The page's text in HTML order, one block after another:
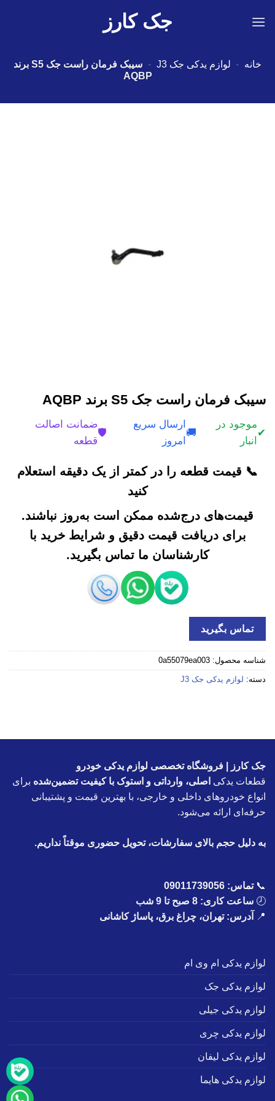
جک کارز
خانه - لوازم یدکی جک J3 -
سیبک فرمان راست جک S5 برند
AQBP
سیبک فرمان راست جک S5 برند AQBP
✔
موجود در
انبار
🚚
ارسال سریع
امروز
🛡️
ضمانت اصالت
قطعه
📞 قیمت قطعه را در کمتر از یک دقیقه استعلام
کنید
قیمت‌های درج‌شده ممکن است به‌روز نباشند.
برای دریافت قیمت دقیق و شرایط خرید با
کارشناسان ما تماس بگیرید.
تماس بگیرید
شناسه محصول: 0a55079ea003
دسته: لوازم یدکی جک J3
جک کارز | فروشگاه تخصصی لوازم یدکی خودرو
قطعات یدکی اصلی، وارداتی و استوک با کیفیت تضمین‌شده برای
انواع خودروهای داخلی و خارجی، با بهترین قیمت و پشتیبانی
حرفه‌ای ارائه می‌شود.
به دلیل حجم بالای سفارشات، تحویل حضوری موقتاً نداریم.
📞تماس: 09011739056
🕗 ساعت کاری: 8 صبح تا 9 شب
📍
آدرس: تهران، چراغ برق، پاساژ کاشانی
لوازم یدکی ام وی ام
لوازم یدکی جک
لوازم یدکی جیلی
لوازم یدکی چری
لوازم یدکی لیفان
لوازم یدکی هایما